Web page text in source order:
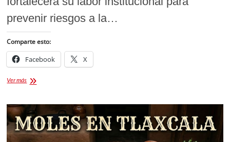
prevenir riesgos a la…
Comparte esto:
Facebook X
Ver másCOEPRIST
sanitaria
y
el